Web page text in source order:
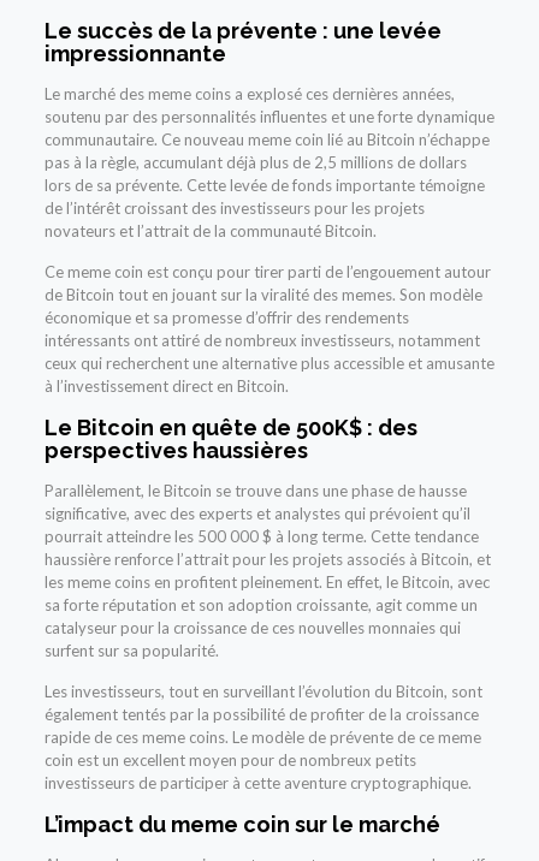
Le succès de la prévente : une levée
impressionnante
Le marché des meme coins a explosé ces dernières années,
soutenu par des personnalités influentes et une forte dynamique
communautaire. Ce nouveau meme coin lié au Bitcoin n’échappe
pas à la règle, accumulant déjà plus de 2,5 millions de dollars
lors de sa prévente. Cette levée de fonds importante témoigne
de l’intérêt croissant des investisseurs pour les projets
novateurs et l’attrait de la communauté Bitcoin.
Ce meme coin est conçu pour tirer parti de l’engouement autour
de Bitcoin tout en jouant sur la viralité des memes. Son modèle
économique et sa promesse d’offrir des rendements
intéressants ont attiré de nombreux investisseurs, notamment
ceux qui recherchent une alternative plus accessible et amusante
à l’investissement direct en Bitcoin.
Le Bitcoin en quête de 500K$ : des
perspectives haussières
Parallèlement, le Bitcoin se trouve dans une phase de hausse
significative, avec des experts et analystes qui prévoient qu’il
pourrait atteindre les 500 000 $ à long terme. Cette tendance
haussière renforce l’attrait pour les projets associés à Bitcoin, et
les meme coins en profitent pleinement. En effet, le Bitcoin, avec
sa forte réputation et son adoption croissante, agit comme un
catalyseur pour la croissance de ces nouvelles monnaies qui
surfent sur sa popularité.
Les investisseurs, tout en surveillant l’évolution du Bitcoin, sont
également tentés par la possibilité de profiter de la croissance
rapide de ces meme coins. Le modèle de prévente de ce meme
coin est un excellent moyen pour de nombreux petits
investisseurs de participer à cette aventure cryptographique.
L’impact du meme coin sur le marché